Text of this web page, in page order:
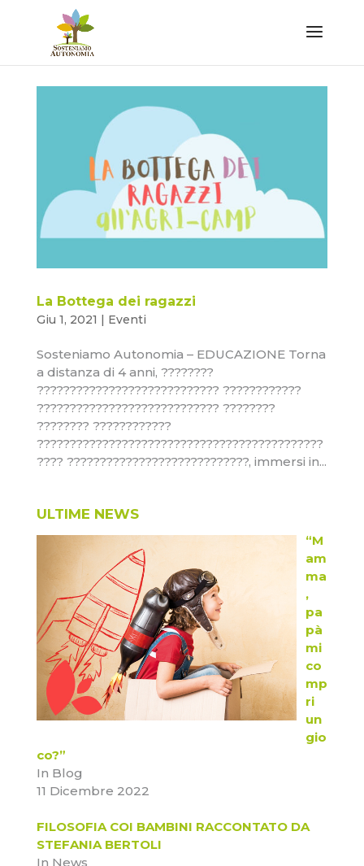
La Bottega dei ragazzi
Giu 1, 2021 | Eventi
Sosteniamo Autonomia – EDUCAZIONE Torna
a distanza di 4 anni, ????????
???????????????????????????? ????????????
???????????????????????????? ????????
???????? ????????????
????????????????????????????????????????????
???? ????????????????????????????, immersi in...
ULTIME NEWS
“M
am
ma
,
pa
pà
mi
co
mp
ri
un
gio
co?”
In Blog
11 Dicembre 2022
FILOSOFIA COI BAMBINI RACCONTATO DA
STEFANIA BERTOLI
In News